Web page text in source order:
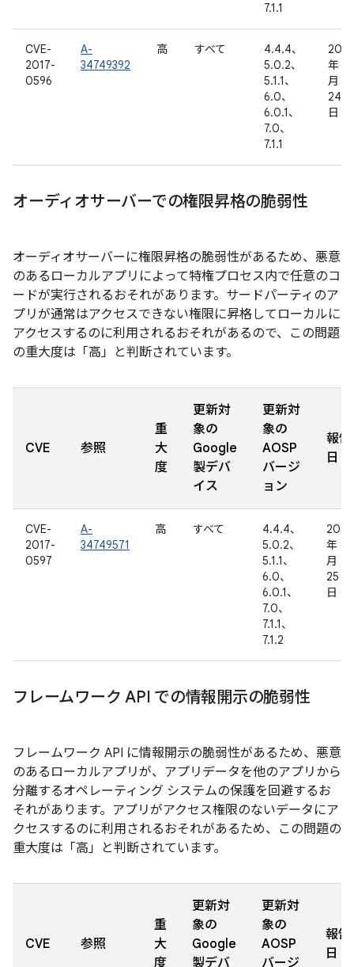
7.1.1
CVE-
2017-
0596
A-
34749392
高 すべて
4.4.4、
5.0.2、
5.1.1、
6.0、
6.0.1、
7.0、
7.1.1
2017
年 1
月
24
日
オーディオサーバーでの権限昇格の脆弱性
オーディオサーバーに権限昇格の脆弱性があるため、悪意
のあるローカルアプリによって特権プロセス内で任意のコ
ードが実行されるおそれがあります。サードパーティのア
プリが通常はアクセスできない権限に昇格してローカルに
アクセスするのに利用されるおそれがあるので、この問題
の重大度は「高」と判断されています。
CVE 参照
重
大
度
更新対
象の
Google
製デバ
イス
更新対
象の
AOSP
バージ
ョン
報告
日
CVE-
2017-
0597
A-
34749571
高 すべて
4.4.4、
5.0.2、
5.1.1、
6.0、
6.0.1、
7.0、
7.1.1、
7.1.2
2017
年 1
月
25
日
フレームワーク API での情報開示の脆弱性
フレームワーク API に情報開示の脆弱性があるため、悪意
のあるローカルアプリが、アプリデータを他のアプリから
分離するオペレーティング システムの保護を回避するお
それがあります。アプリがアクセス権限のないデータにア
クセスするのに利用されるおそれがあるため、この問題の
重大度は「高」と判断されています。
CVE 参照
重
大
度
更新対
象の
Google
製デバ
更新対
象の
AOSP
バージ
報告
日